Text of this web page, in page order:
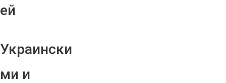
ей
Украински
ми и